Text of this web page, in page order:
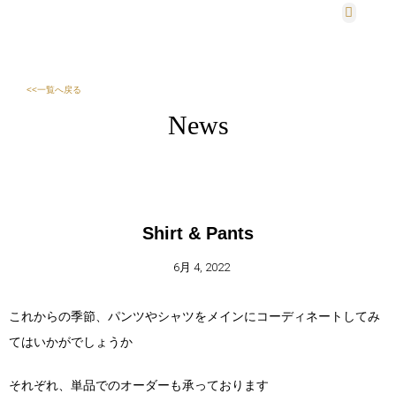
<<一覧へ戻る
News
Shirt & Pants
6月 4, 2022
これからの季節、パンツやシャツをメインにコーディネートしてみ
てはいかがでしょうか
それぞれ、単品でのオーダーも承っております